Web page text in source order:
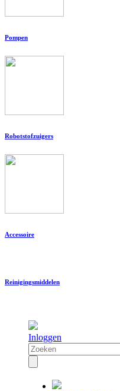
Pompen
Robotstofzuigers
Accessoire
Reinigingsmiddelen
Inloggen